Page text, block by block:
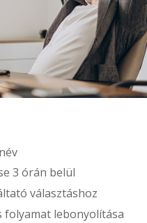
3 órán belül
választáshoz
folyamat lebonyolítása